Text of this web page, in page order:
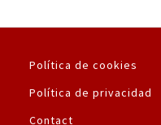
Política de cookies
Política de privacidad
Contact